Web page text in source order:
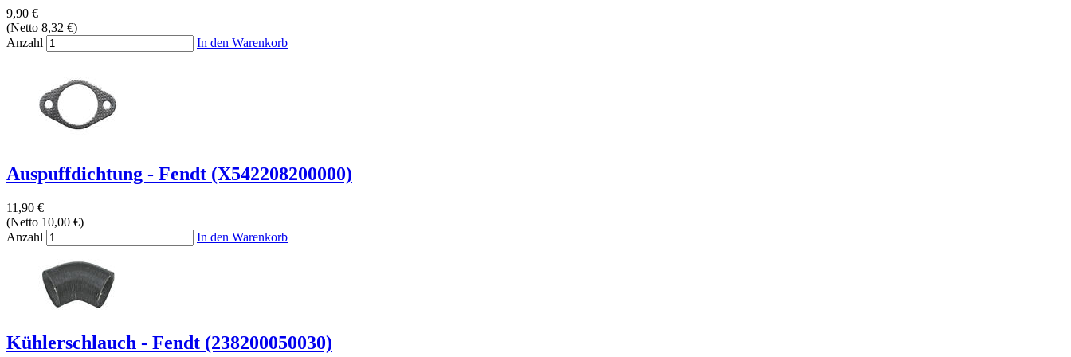
9,90 €
(Netto 8,32 €)
Anzahl
In den Warenkorb
Auspuffdichtung - Fendt (X542208200000)
11,90 €
(Netto 10,00 €)
Anzahl
In den Warenkorb
Kühlerschlauch - Fendt (238200050030)